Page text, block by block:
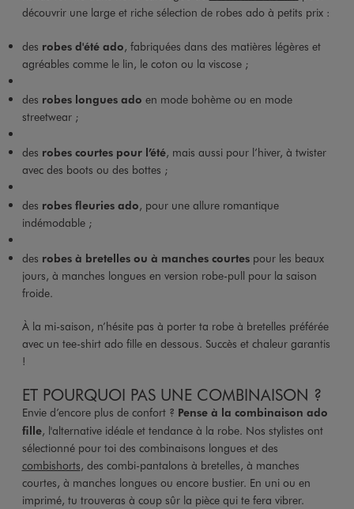
découvrir une large et riche sélection de robes ado à petits prix :
des robes d'été ado, fabriquées dans des matières légères et
agréables comme le lin, le coton ou la viscose ;
des robes longues ado en mode bohème ou en mode
streetwear ;
des robes courtes pour l’été, mais aussi pour l’hiver, à twister
avec des boots ou des bottes ;
des robes fleuries ado, pour une allure romantique
indémodable ;
des robes à bretelles ou à manches courtespour les beaux
jours, à manches longues en version robe-pull pour la saison
froide.
À la mi-saison, n’hésite pas à porter ta robe à bretelles préférée
avec un tee-shirt ado fille en dessous. Succès et chaleur garantis
!
ET POURQUOI PAS UNE COMBINAISON ?
Envie d’encore plus de confort ? Pense à la combinaison ado
fille, l'alternative idéale et tendance à la robe. Nos stylistes ont
sélectionné pour toi des combinaisons longues et des
combishorts, des combi-pantalons à bretelles, à manches
courtes, à manches longues ou encore bustier. En uni ou en
imprimé, tu trouveras à coup sûr la pièce qui te fera vibrer.